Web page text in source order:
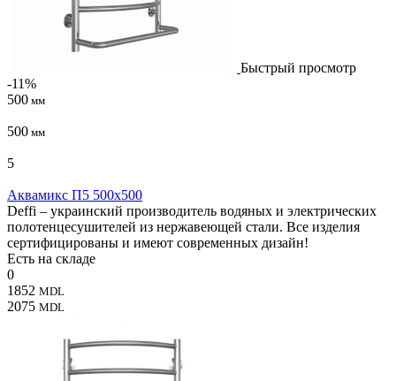
Быстрый просмотр
-11%
500 мм
500 мм
5
Аквамикс П5 500x500
Deffi – украинский производитель водяных и электрических
полотенцесушителей из нержавеющей стали. Все изделия
сертифицированы и имеют современных дизайн!
Есть на складе
0
1852 MDL
2075 MDL